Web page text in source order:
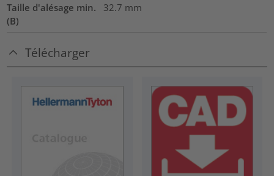
Taille d'alésage min.
(B)
32.7 mm
Télécharger